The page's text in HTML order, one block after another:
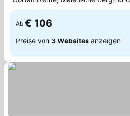
Terrassenblicke
Ab € 106
Preise von 3 Websites anzeigen